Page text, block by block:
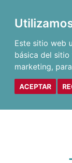
Este sitio web
básica del sitio
marketing,
ACEPTAR